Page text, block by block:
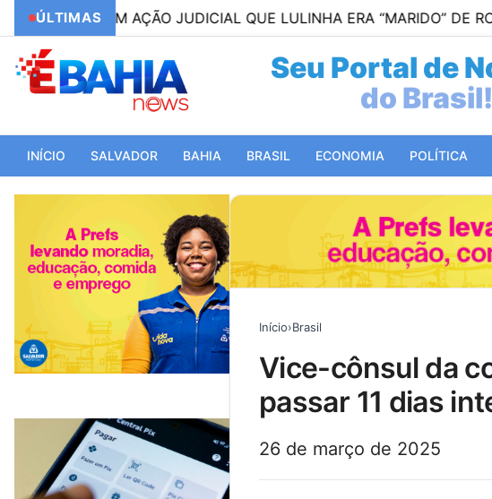
ÚLTIMAS
AÇÃO JUDICIAL QUE LULINHA ERA “MARIDO” DE ROBERTA
Seu Portal de
do Mundo!
INÍCIO SALVADOR BAHIA BRASIL ECONOMIA POLÍTICA
Início›Brasil
vice-cônsul da colômbia recebe alta depois de
passar 11 dias
26 de março de 2025